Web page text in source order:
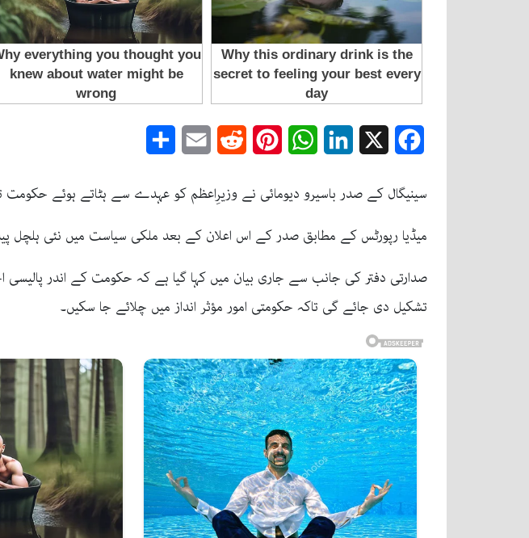
Facebook
LinkedIn
WhatsApp
Pinterest
Reddit
Email
سینیگال کے صدر باسیرو دیومائی نے وزیرِاعظم کو عہدے سے ہٹاتے ہوئے حکومت
میڈیا رپورٹس کے مطابق صدر کے اس اعلان کے بعد ملکی سیاست میں نئی ہلچل
صدارتی دفتر کی جانب سے جاری بیان میں کہا گیا ہے کہ حکومت کے اندر پالیسی
تشکیل دی جائے گی تاکہ حکومتی امور مؤثر انداز میں چلائے جا سکیں۔